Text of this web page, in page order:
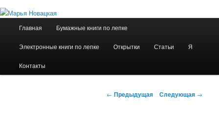
Перейти
к
основному
Главная Бумажные книги по лепке
Электронные книги по лепке Открытки Статьи Я
Контакты
Навигация
← Предыдущая Следующая →